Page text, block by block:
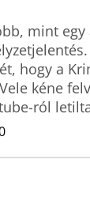
mint
hogy a
kéne
ról